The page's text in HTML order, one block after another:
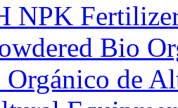
NPK
Bio
de